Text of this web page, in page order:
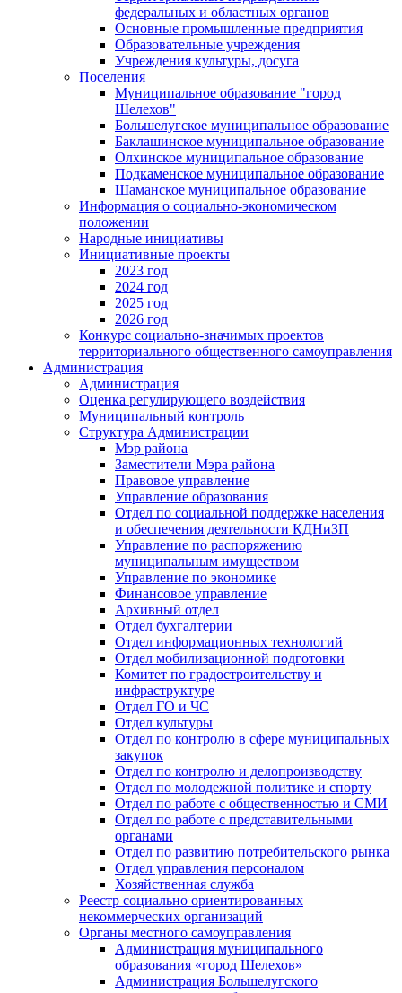
федеральных и областных органов
Основные промышленные предприятия
Образовательные учреждения
Учреждения культуры, досуга
Поселения
Муниципальное образование "город
Шелехов"
Большелугское муниципальное образование
Баклашинское муниципальное образование
Олхинское муниципальное образование
Подкаменское муниципальное образование
Шаманское муниципальное образование
Информация о социально-экономическом
положении
Народные инициативы
Инициативные проекты
2023 год
2024 год
2025 год
2026 год
Конкурс социально-значимых проектов
территориального общественного самоуправления
Администрация
Администрация
Оценка регулирующего воздействия
Муниципальный контроль
Структура Администрации
Мэр района
Заместители Мэра района
Правовое управление
Управление образования
Отдел по социальной поддержке населения
и обеспечения деятельности КДНиЗП
Управление по распоряжению
муниципальным имуществом
Управление по экономике
Финансовое управление
Архивный отдел
Отдел бухгалтерии
Отдел информационных технологий
Отдел мобилизационной подготовки
Комитет по градостроительству и
инфраструктуре
Отдел ГО и ЧС
Отдел культуры
Отдел по контролю в сфере муниципальных
закупок
Отдел по контролю и делопроизводству
Отдел по молодежной политике и спорту
Отдел по работе с общественностью и СМИ
Отдел по работе с представительными
органами
Отдел по развитию потребительского рынка
Отдел управления персоналом
Хозяйственная служба
Реестр социально ориентированных
некоммерческих организаций
Органы местного самоуправления
Администрация муниципального
образования «город Шелехов»
Администрация Большелугского